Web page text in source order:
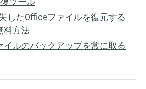
したOfficeファイルを復元する
料方法
イルのバックアップを常に取る